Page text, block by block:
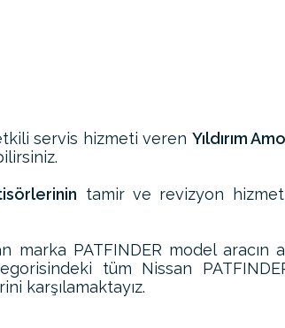
servis hizmeti veren Yıldırım
tamir ve revizyon
marka PATFINDER model aracın
tüm Nissan
karşılamaktayız.